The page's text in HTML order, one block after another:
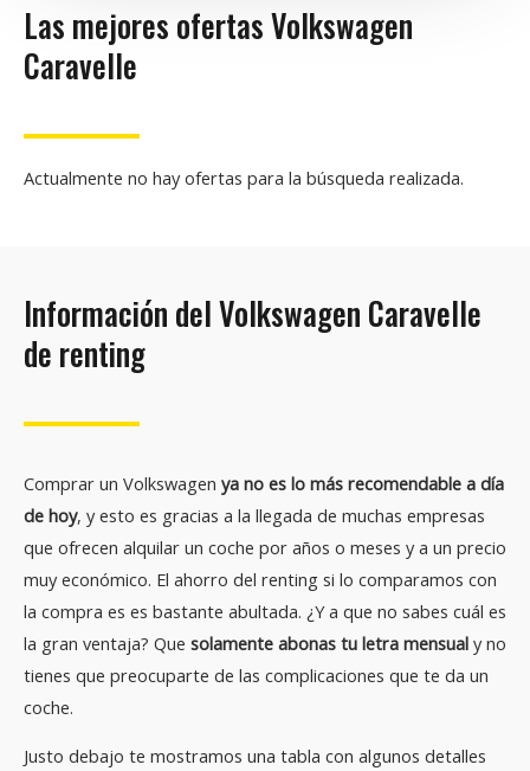
Las mejores ofertas Volkswagen
Caravelle
Actualmente no hay ofertas para la búsqueda realizada.
Información del Volkswagen Caravelle
de renting
Comprar un Volkswagen ya no es lo más recomendable a día
de hoy, y esto es gracias a la llegada de muchas empresas
que ofrecen alquilar un coche por años o meses y a un precio
muy económico. El ahorro del renting si lo comparamos con
la compra es es bastante abultada. ¿Y a que no sabes cuál es
la gran ventaja? Que solamente abonas tu letra mensual y no
tienes que preocuparte de las complicaciones que te da un
coche.
Justo debajo te mostramos una tabla con algunos detalles